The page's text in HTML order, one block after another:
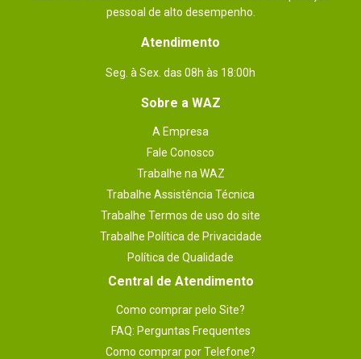
pessoal de alto desempenho.
Atendimento
Seg. à Sex. das 08h às 18:00h
Sobre a WAZ
A Empresa
Fale Conosco
Trabalhe na WAZ
Trabalhe Assistência Técnica
Trabalhe Termos de uso do site
Trabalhe Política de Privacidade
Política de Qualidade
Central de Atendimento
Como comprar pelo Site?
FAQ: Perguntas Frequentes
Como comprar por Telefone?